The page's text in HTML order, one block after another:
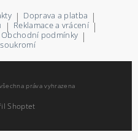
| Doprava a platba |
| Reklamace a vrácení |
Obchodní podmínky |
práva vyhrazena
Shoptet